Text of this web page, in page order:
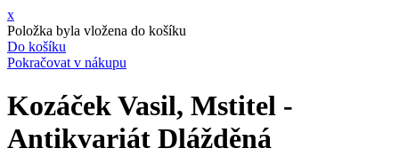
x
Položka byla vložena do košíku
Do košíku
Pokračovat v nákupu
Kozáček Vasil, Mstitel -
Antikvariát Dlážděná